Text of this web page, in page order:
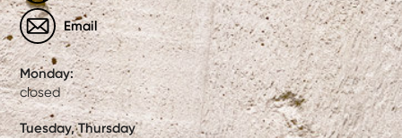
Email
Monday:
closed
Tuesday, Thursday